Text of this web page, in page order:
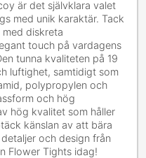
är det självklara valet
med unik karaktär. Tack
diskreta
touch på vardagens
tunna kvaliteten på 19
luftighet, samtidigt som
polypropylen och
och hög
hög kvalitet som håller
känslan av att bära
och design från
Flower Tights idag!